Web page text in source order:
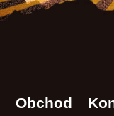
Obchod